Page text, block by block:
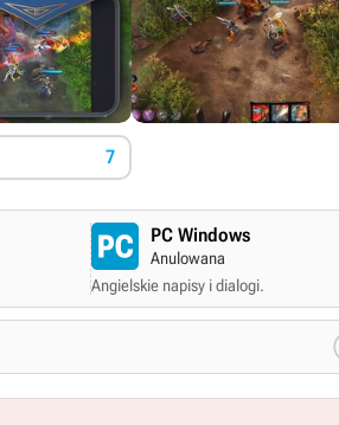
7
PC Windows
Anulowana
Angielskie napisy i dialogi.